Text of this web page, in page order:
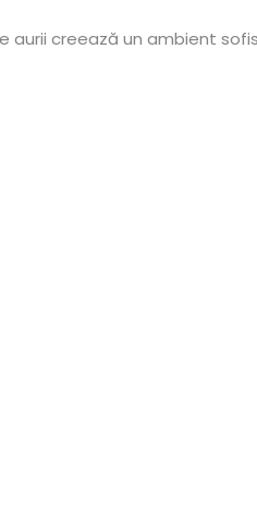
aurii creează un ambient